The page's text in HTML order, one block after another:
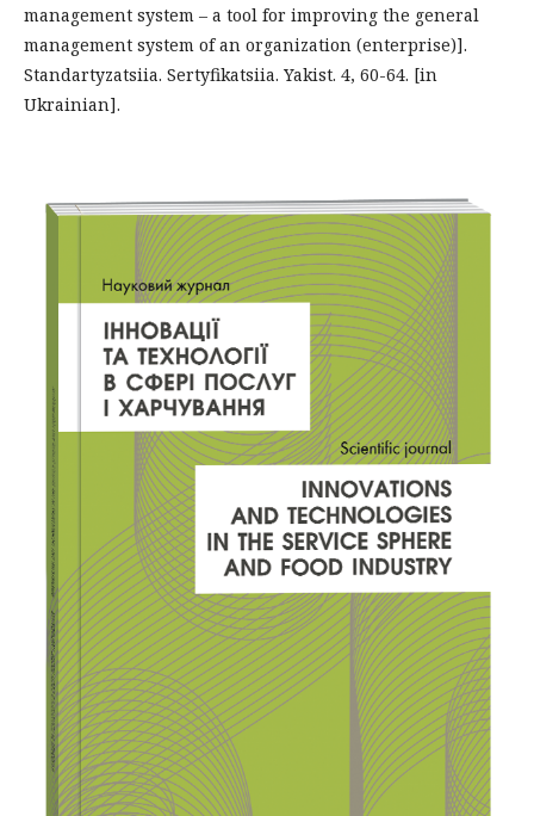
management system – a tool for improving the general
management system of an organization (enterprise)].
Standartyzatsiia. Sertyfikatsiia. Yakist. 4, 60-64. [in
Ukrainian].